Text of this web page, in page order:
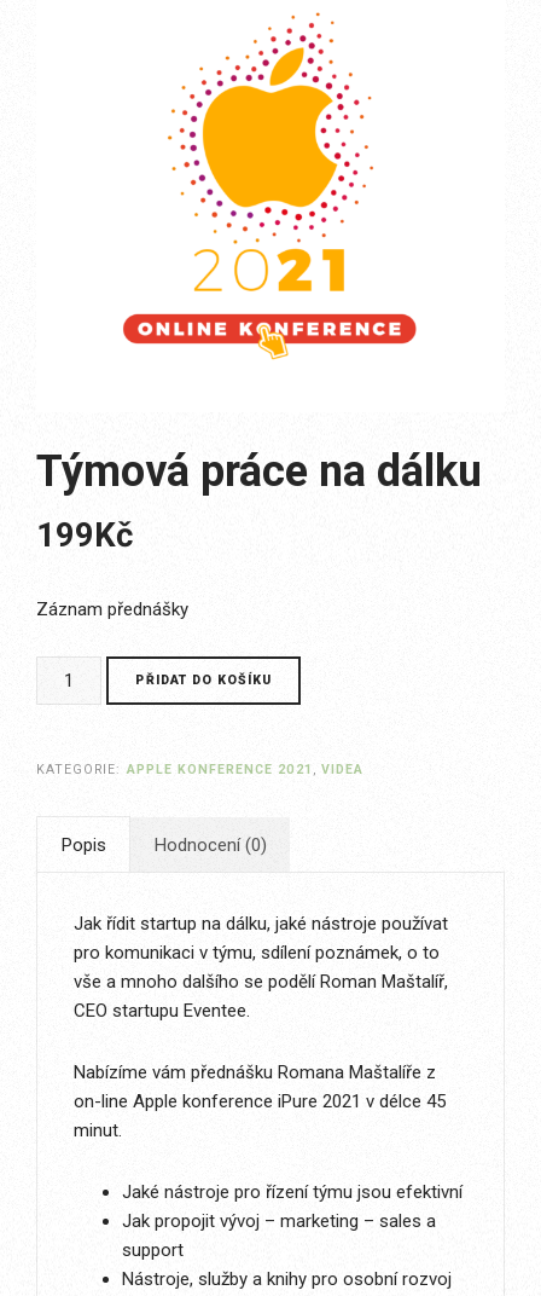
Týmová práce na dálku
199Kč
Záznam přednášky
Týmová
práce
PŘIDAT DO KOŠÍKU
KATEGORIE: APPLE KONFERENCE 2021 , VIDEA
Popis Hodnocení (0)
Jak řídit startup na dálku, jaké nástroje používat
pro komunikaci v týmu, sdílení poznámek, o to
vše a mnoho dalšího se podělí Roman Maštalíř,
CEO startupu Eventee.
Nabízíme vám přednášku Romana Maštalíře z
on-line Apple konference iPure 2021 v délce 45
minut.
Jaké nástroje pro řízení týmu jsou efektivní
Jak propojit vývoj – marketing – sales a
support
Nástroje, služby a knihy pro osobní rozvoj